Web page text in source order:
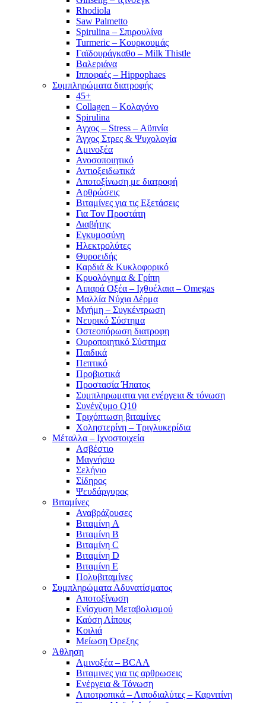
Rhodiola
Saw Palmetto
Spirulina – Σπιρουλίνα
Turmeric – Κουρκουμάς
Γαϊδουράγκαθο – Milk Thistle
Βαλεριάνα
Ιπποφαές – Hippophaes
Συμπληρώματα διατροφής
45+
Collagen – Κολαγόνο
Spirulina
Αγχος – Stress – Αϋπνία
Άγχος Στρες & Ψυχολογία
Αμινοξέα
Ανοσοποιητικό
Αντιοξειδωτικά
Αποτοξίνωση με διατροφή
Αρθρώσεις
Βιταμίνες για τις Εξετάσεις
Για Τον Προστάτη
Διαβήτης
Εγκυμοσύνη
Ηλεκτρολύτες
Θυροειδής
Καρδιά & Κυκλοφορικό
Κρυολόγημα & Γρίπη
Λιπαρά Οξέα – Ιχθυέλαια – Omegas
Μαλλία Νύχια Δέρμα
Μνήμη – Συγκέντρωση
Νευρικό Σύστημα
Οστεοπόρωση διατροφη
Ουροποιητικό Σύστημα
Παιδικά
Πεπτικό
Προβιοτικά
Προστασία Ήπατος
Συμπληρωματα για ενέργεια & τόνωση
Συνένζυμο Q10
Τριχόπτωση βιταμίνες
Χοληστερίνη – Τριγλυκερίδια
Μέταλλα – Ιχνοστοιχεία
Ασβέστιο
Μαγνήσιο
Σελήνιο
Σίδηρος
Ψευδάργυρος
Βιταμίνες
Αναβράζουσες
Βιταμίνη A
Βιταμίνη B
Βιταμίνη C
Βιταμίνη D
Βιταμίνη E
Πολυβιταμίνες
Συμπληρώματα Αδυνατίσματος
Αποτοξίνωση
Ενίσχυση Μεταβολισμού
Καύση Λίπους
Κοιλιά
Μείωση Όρεξης
Άθληση
Αμινοξέα – BCAA
Βιταμινες για τις αρθρωσεις
Ενέργεια & Τόνωση
Λιποτροπικά – Λιποδιαλύτες – Καρνιτίνη